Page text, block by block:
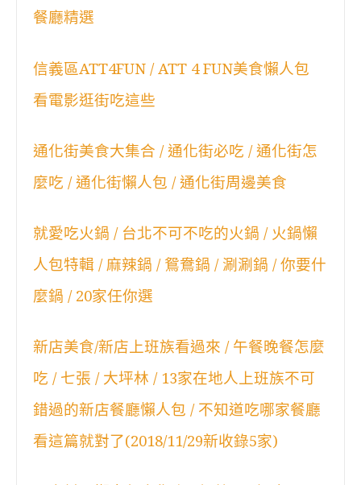
餐廳精選
信義區ATT4FUN / ATT 4 FUN美食懶人包
看電影逛街吃這些
通化街美食大集合 / 通化街必吃 / 通化街怎
麼吃 / 通化街懶人包 / 通化街周邊美食
就愛吃火鍋 / 台北不可不吃的火鍋 / 火鍋懶
人包特輯 / 麻辣鍋 / 鴛鴦鍋 / 涮涮鍋 / 你要什
麼鍋 / 20家任你選
新店美食/新店上班族看過來 / 午餐晚餐怎麼
吃 / 七張 / 大坪林 / 13家在地人上班族不可
錯過的新店餐廳懶人包 / 不知道吃哪家餐廳
看這篇就對了(2018/11/29新收錄5家)